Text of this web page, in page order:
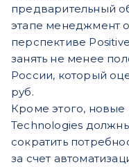
предварительный
этапе менеджмент
перспективе
занять не менее
России, который
руб.
Кроме этого, новые
Technologies
сократить
за счет